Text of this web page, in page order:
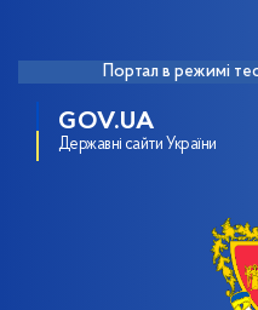
Портал в режимі
GOV.UA
Державні сайти України